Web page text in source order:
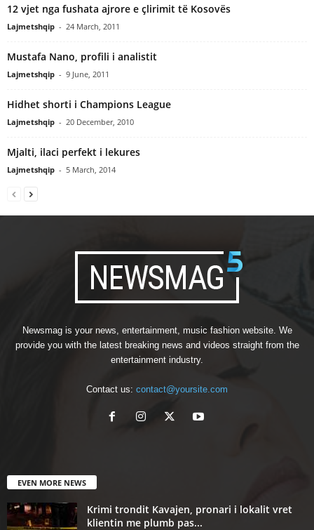
12 vjet nga fushata ajrore e çlirimit të Kosovës
Lajmetshqip - 24 March, 2011
Mustafa Nano, profili i analistit
Lajmetshqip - 9 June, 2011
Hidhet shorti i Champions League
Lajmetshqip - 20 December, 2010
Mjalti, ilaci perfekt i lekures
Lajmetshqip - 5 March, 2014
Newsmag is your news, entertainment, music fashion website. We
provide you with the latest breaking news and videos straight from the
entertainment industry.
Contact us: contact@yoursite.com
EVEN MORE NEWS
Krimi trondit Kavajen, pronari i lokalit vret
klientin me plumb pas...